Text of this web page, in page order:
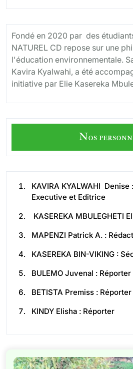
Fondé en 2020 par des
NATUREL CD repose sur une
l'éducation environnementale.
Kavira Kyalwahi, a été
initiative par Elie Kasereka
Nos
KAVIRA KYALWAHI
Executive et Editrice
KASEREKA MBULEGHETI
MAPENZI Patrick A. :
KASEREKA BIN-VIKING :
BULEMO Juvenal : Réporter
BETISTA Premiss : Réporter
KINDY Elisha : Réporter